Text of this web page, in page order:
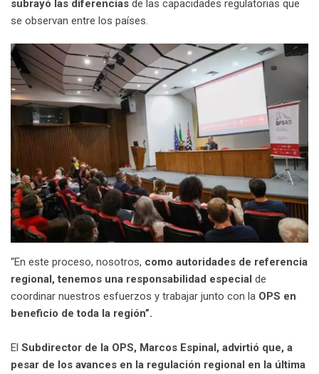
subrayó las diferencias de las capacidades regulatorias que
se observan entre los países.
“En este proceso, nosotros, como autoridades de referencia
regional, tenemos una responsabilidad especial de
coordinar nuestros esfuerzos y trabajar junto con la OPS en
beneficio de toda la región”.
El Subdirector de la OPS, Marcos Espinal, advirtió que, a
pesar de los avances en la regulación regional en la última